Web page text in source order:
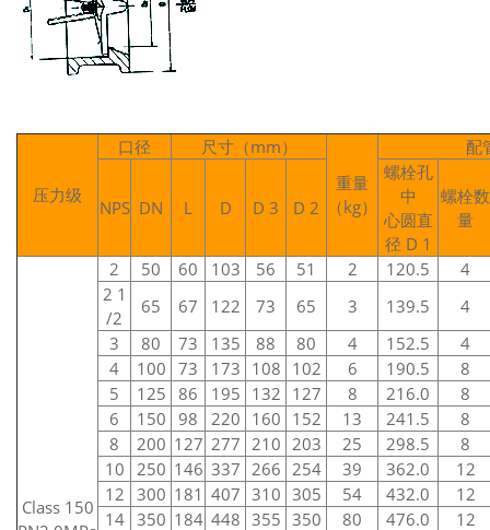
压力级
口径
尺寸（mm）
重量
（kg）
配
NPS DN L D D 3 D 2
螺栓孔
中
心圆直
径 D 1
螺栓数
量
Class 150
2 50 60 103 56 51 2 120.5
4
2 1
/2
65 67 122 73 65 3 139.5
4
3
80 73 135 88 80 4 152.5
4
4
100 73 173 108 102 6 190.5
8
5
125 86 195 132 127 8 216.0
8
6
150 98 220 160 152 13 241.5
8
8
200 127 277 210 203 25 298.5
8
10 250 146 337 266 254 39 362.0
12
12 300 181 407 310 305 54 432.0
12
14 350 184 448 355 350 80 476.0
12